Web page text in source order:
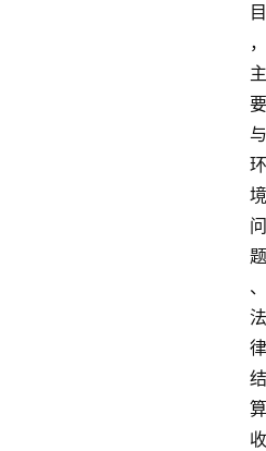
目
，
主
要
与
环
境
问
题
、
法
律
结
算
收